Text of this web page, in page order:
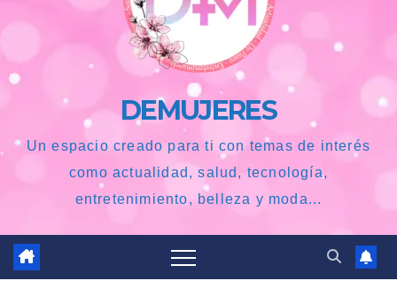
DEMUJERES
Un espacio creado para ti con temas de interés
como actualidad, salud, tecnología,
entretenimiento, belleza y moda...